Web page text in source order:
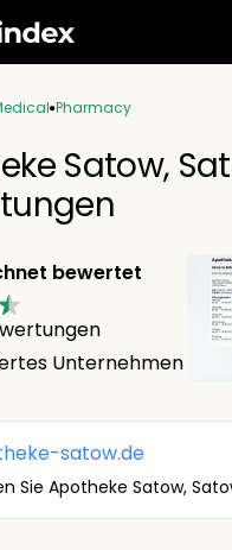
Pharmacy
Satow,
bewertet
Unternehmen
satow.de
Sie Apotheke Satow,